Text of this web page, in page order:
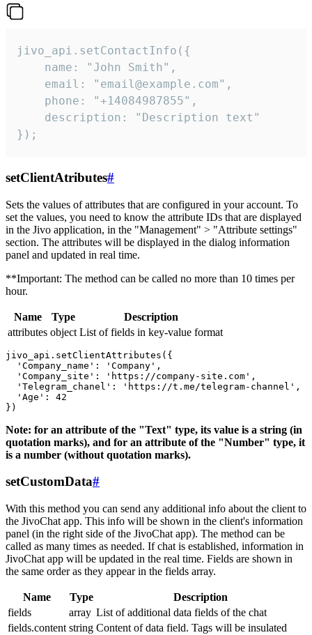
jivo_api.setContactInfo({
    name: "John Smith",
    email: "email@example.com",
    phone: "+14084987855",
    description: "Description text"
});
setClientAtributes#
Sets the values ​​of attributes that are configured in your account. To
set the values, you need to know the attribute IDs that are displayed
in the Jivo application, in the "Management" > "Attribute settings"
section. The attributes will be displayed in the dialog information
panel and updated in real time.
**Important: The method can be called no more than 10 times per
hour.
Name Type
Description
attributes object List of fields in key-value format
jivo_api.setClientAttributes({
  'Company_name': 'Company',
  'Company_site': 'https://company-site.com',
  'Telegram_chanel': 'https://t.me/telegram-channel',
  'Age': 42
Note: for an attribute of the "Text" type, its value is a string (in
quotation marks), and for an attribute of the "Number" type, it
is a number (without quotation marks).
setCustomData#
With this method you can send any additional info about the client to
the JivoChat app. This info will be shown in the client's information
panel (in the right side of the JivoChat app). The method can be
called as many times as needed. If chat is established, information in
JivoChat app will be updated in the real time. Fields are shown in
the same order as they appear in the fields array.
Name Type
Description
fields
array List of additional data fields of the chat
fields.content string Content of data field. Tags will be insulated